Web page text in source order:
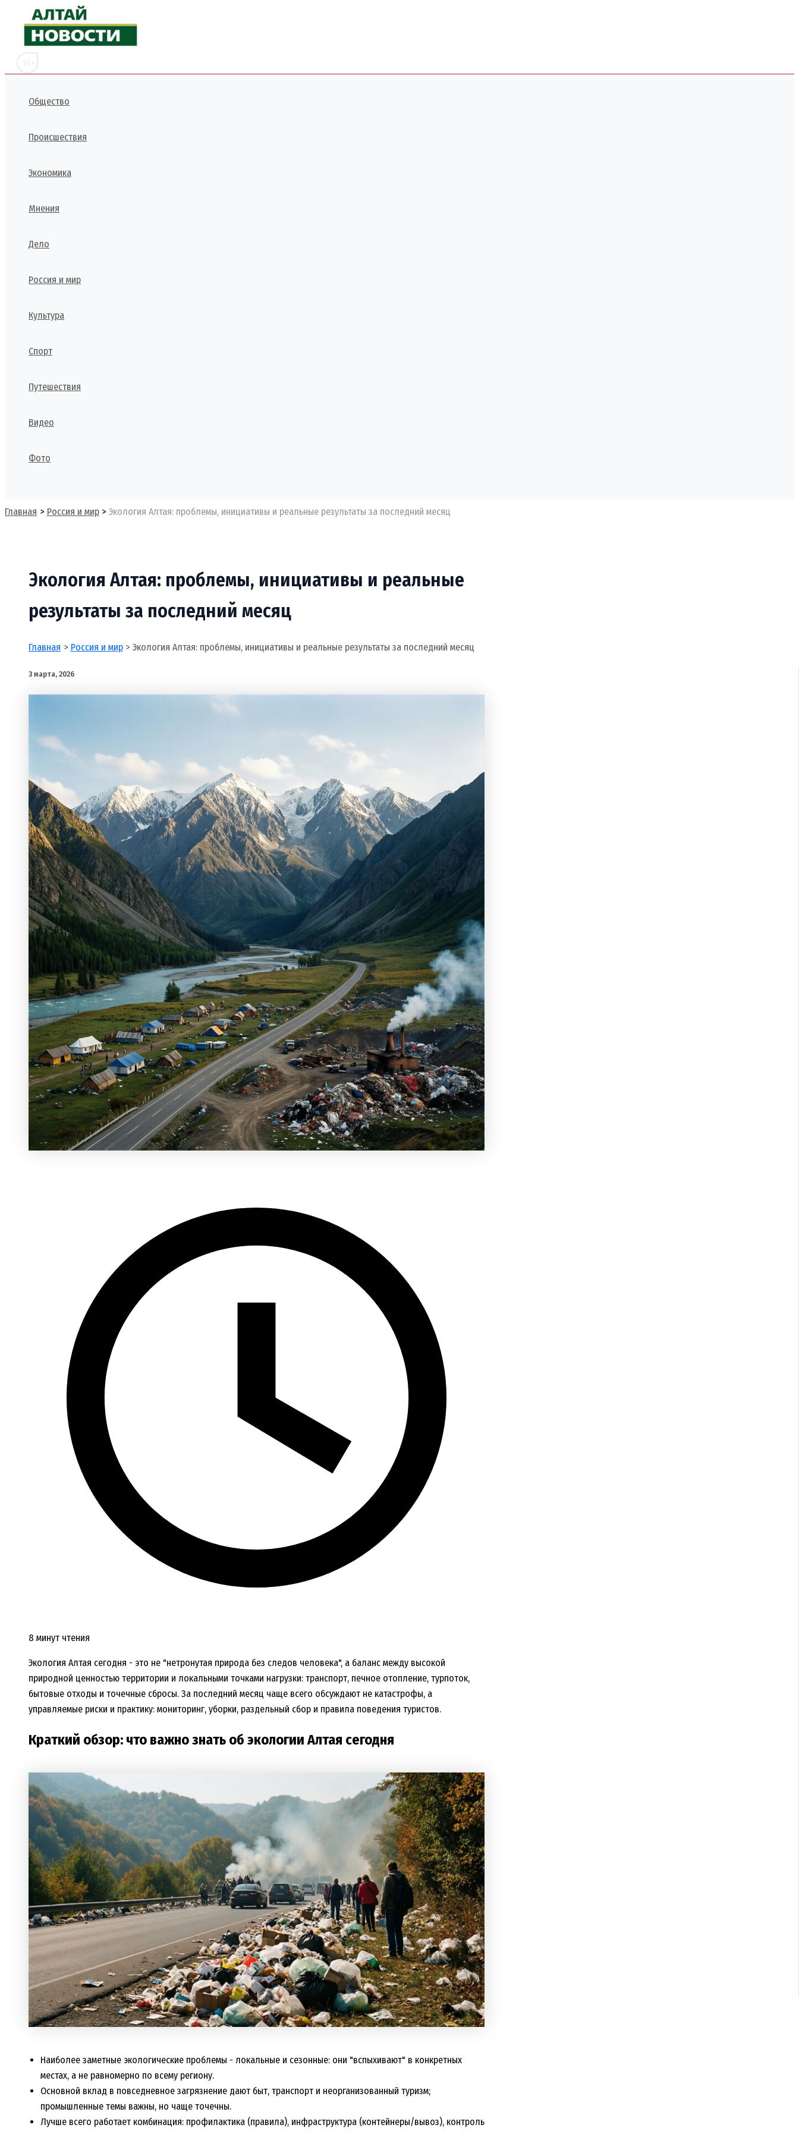
Перейти
содержимому
Общество
Происшествия
Экономика
Мнения
Дело
Россия и мир
Культура
Спорт
Путешествия
Видео
Фото
Главная Россия и мир Экология Алтая: проблемы, инициативы и реальные результаты за последний месяц
Экология Алтая: проблемы, инициативы и реальные
результаты за последний месяц
Главная Россия и мир Экология Алтая: проблемы, инициативы и реальные результаты за последний месяц
3 марта, 2026
8 минут чтения
Экология Алтая сегодня - это не "нетронутая природа без следов человека", а баланс между высокой
природной ценностью территории и локальными точками нагрузки: транспорт, печное отопление, турпоток,
бытовые отходы и точечные сбросы. За последний месяц чаще всего обсуждают не катастрофы, а
управляемые риски и практику: мониторинг, уборки, раздельный сбор и правила поведения туристов.
Краткий обзор: что важно знать об экологии Алтая сегодня
Наиболее заметные экологические проблемы - локальные и сезонные: они "вспыхивают" в конкретных
местах, а не равномерно по всему региону.
Основной вклад в повседневное загрязнение дают быт, транспорт и неорганизованный туризм;
промышленные темы важны, но чаще точечны.
Лучше всего работает комбинация: профилактика (правила), инфраструктура (контейнеры/вывоз), контроль